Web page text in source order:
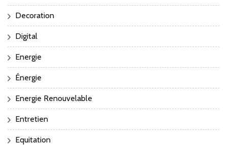
Decoration
Digital
Energie
Énergie
Energie Renouvelable
Entretien
Equitation